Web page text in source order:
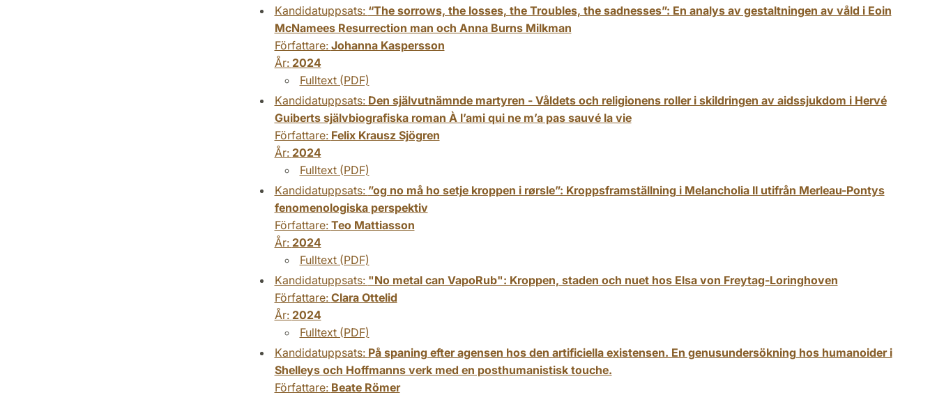
Kandidatuppsats: “The sorrows, the losses, the Troubles, the sadnesses”: En analys av gestaltningen av våld i Eoin
McNamees Resurrection man och Anna Burns Milkman
Författare: Johanna Kaspersson
År: 2024
Fulltext (PDF)
Kandidatuppsats: Den självutnämnde martyren - Våldets och religionens roller i skildringen av aidssjukdom i Hervé
Guiberts självbiografiska roman À l’ami qui ne m’a pas sauvé la vie
Författare: Felix Krausz Sjögren
År: 2024
Fulltext (PDF)
Kandidatuppsats: ”og no må ho setje kroppen i rørsle”: Kroppsframställning i Melancholia II utifrån Merleau-Pontys
fenomenologiska perspektiv
Författare: Teo Mattiasson
År: 2024
Fulltext (PDF)
Kandidatuppsats: "No metal can VapoRub": Kroppen, staden och nuet hos Elsa von Freytag-Loringhoven
Författare: Clara Ottelid
År: 2024
Fulltext (PDF)
Kandidatuppsats: På spaning efter agensen hos den artificiella existensen. En genusundersökning hos humanoider i
Shelleys och Hoffmanns verk med en posthumanistisk touche.
Författare: Beate Römer